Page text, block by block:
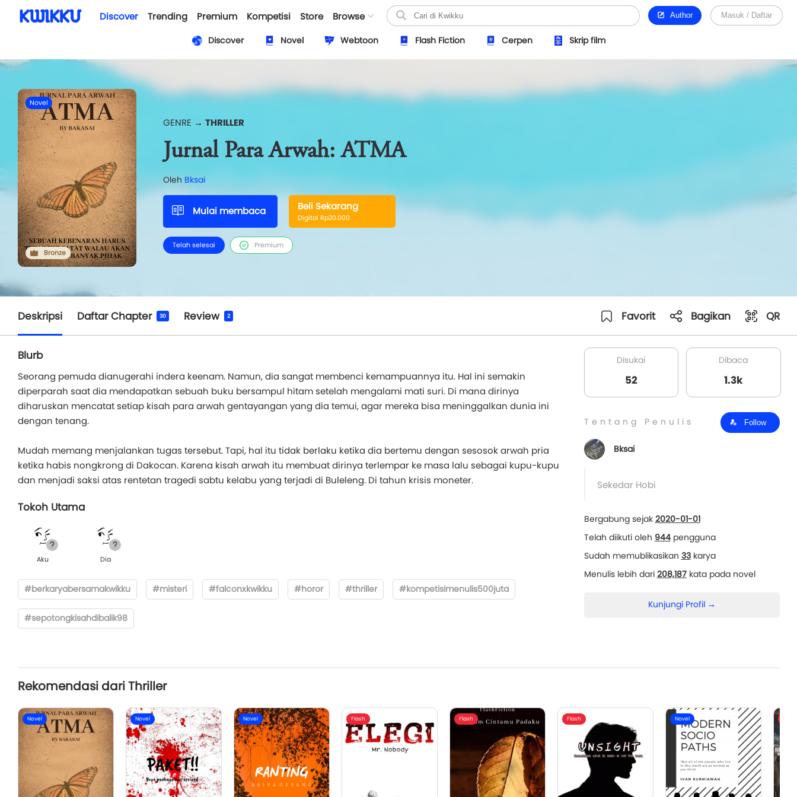
Discover Trending Premium Kompetisi Store Browse Author Masuk / Daftar
Discover Novel Webtoon Flash Fiction Cerpen Skrip film
Novel
Bronze
GENRE → THRILLER
Jurnal Para Arwah: ATMA
Oleh Bksai
Mulai membaca Beli Sekarang
Digital Rp20.000
Telah selesai Premium
Deskripsi Daftar Chapter 30 Review 2 Favorit Bagikan QR
Blurb
Seorang pemuda dianugerahi indera keenam. Namun, dia sangat membenci kemampuannya itu. Hal ini semakin
diperparah saat dia mendapatkan sebuah buku bersampul hitam setelah mengalami mati suri. Di mana dirinya
diharuskan mencatat setiap kisah para arwah gentayangan yang dia temui, agar mereka bisa meninggalkan dunia ini
dengan tenang.
Mudah memang menjalankan tugas tersebut. Tapi, hal itu tidak berlaku ketika dia bertemu dengan sesosok arwah pria
ketika habis nongkrong di Dakocan. Karena kisah arwah itu membuat dirinya terlempar ke masa lalu sebagai kupu-kupu
dan menjadi saksi atas rentetan tragedi sabtu kelabu yang terjadi di Buleleng. Di tahun krisis moneter.
Tokoh Utama
Aku Dia
#berkaryabersamakwikku #misteri #falconxkwikku #horor #thriller #kompetisimenulis500juta
#sepotongkisahdibalik98
Disukai
52
Dibaca
1.3k
Tentang Penulis Follow
Bksai
Sekedar Hobi
Bergabung sejak 2020-01-01
Telah diikuti oleh 944pengguna
Sudah memublikasikan 33karya
Menulis lebih dari 208,187kata pada novel
Kunjungi Profil →
Rekomendasi dari Thriller
Novel Novel Novel Flash Flash Flash Novel